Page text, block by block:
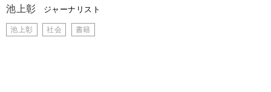
池上彰 ジャーナリスト
池上彰 社会 書籍